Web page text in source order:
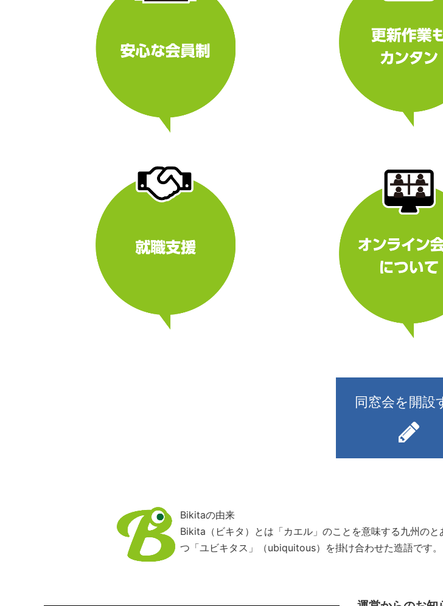
同窓会を開設
Bikitaの由来
Bikita（ビキタ）とは「カエル」のことを意味する九州の
つ「ユビキタス」（ubiquitous）を掛け合わせた造語です。